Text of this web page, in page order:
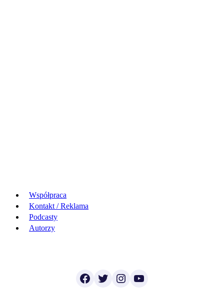
Współpraca
Kontakt / Reklama
Podcasty
Autorzy
Facebook
TwitterInstagram
YouTube